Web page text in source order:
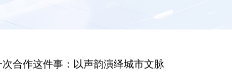
合作这件事：以声韵演绎城市文脉